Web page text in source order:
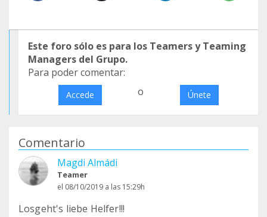
Este foro sólo es para los Teamers y Teaming
Managers del Grupo.
Para poder comentar:
Accede o Únete
Comentario
Magdi Almádi
Teamer
el 08/10/2019 a las 15:29h
Losgeht's liebe Helfer!!!